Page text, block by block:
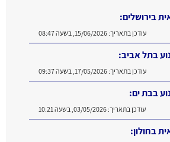
בירושלים:
עודכן בתאריך:15/06/2026, בשעה 08:47
בתל אביב:
עודכן בתאריך:17/05/2026, בשעה 09:37
בבת ים:
עודכן בתאריך:03/05/2026, בשעה 10:21
בחולון: